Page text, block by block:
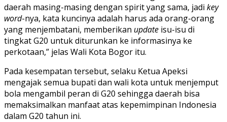
daerah masing-masing dengan spirit yang sama, jadi key
word-nya, kata kuncinya adalah harus ada orang-orang
yang menjembatani, memberikan update isu-isu di
tingkat G20 untuk diturunkan ke informasinya ke
perkotaan,” jelas Wali Kota Bogor itu.
Pada kesempatan tersebut, selaku Ketua Apeksi
mengajak semua bupati dan wali kota untuk menjemput
bola mengambil peran di G20 sehingga daerah bisa
memaksimalkan manfaat atas kepemimpinan Indonesia
dalam G20 tahun ini.